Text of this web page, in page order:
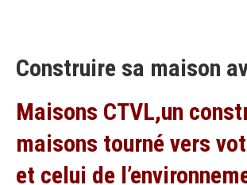
Construire sa maison
Maisons CTVL,un
maisons tourné vers
et celui de